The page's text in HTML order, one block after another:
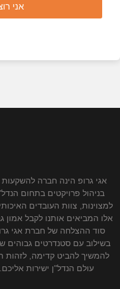
אני
בניהול פרויקטים בתחום
למצוינות, צוות העובדים
אלו המביאים אותנו לקבל אמון
סוד ההצלחה של חברת אגי גרופ
בשילוב עם סטנדרטים גבוהים
להמשיך להביט קדימה, לזהות
עולם הנדל"ן ישירות